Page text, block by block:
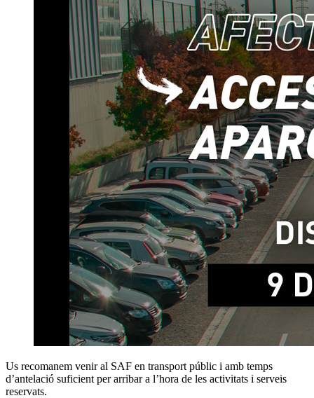
Us recomanem venir al SAF en transport públic i amb temps
d’antelació suficient per arribar a l’hora de les activitats i serveis
reservats.